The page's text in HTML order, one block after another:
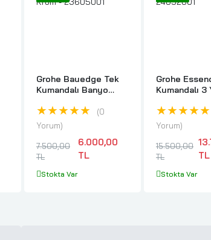
Grohe Bauedge Tek
Kumandalı Banyo
Krom - 23605001
★★★★★
0
Yorum
7.500,00
TL
6.000,00
TL
Stokta Var
Grohe
Kumandalı 3
24092001
★★★★★
Yorum
15.500,00
TL
TL
Stokta Var